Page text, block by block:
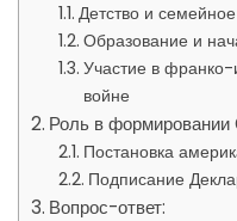
Детство и
Образование и
Участие в
войне
Роль в
Постановка
Подписание
Вопрос-ответ: